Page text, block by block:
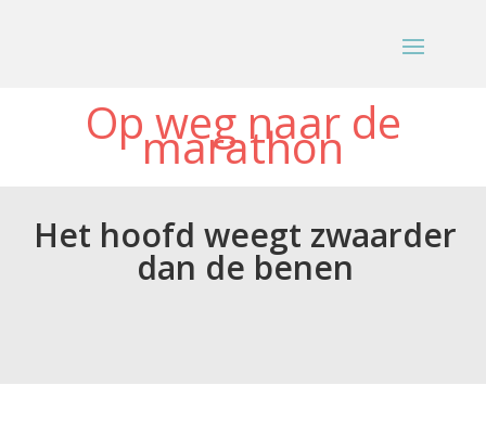
Op weg naar de
marathon
Het hoofd weegt zwaarder
dan de benen